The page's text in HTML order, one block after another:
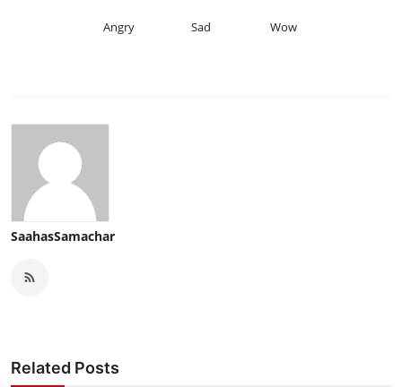
Angry Sad Wow
SaahasSamachar
Related Posts